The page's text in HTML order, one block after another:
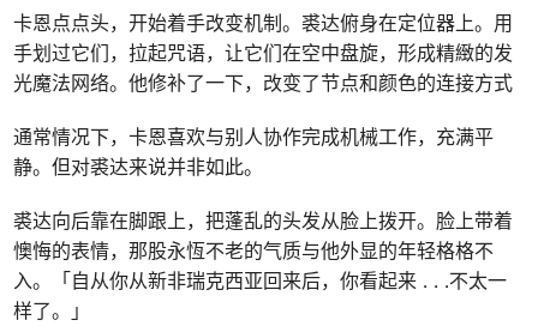
卡恩点点头，开始着手改变机制。裘达俯身在定位器上。用
手划过它们，拉起咒语，让它们在空中盘旋，形成精緻的发
光魔法网络。他修补了一下，改变了节点和颜色的连接方式
通常情况下，卡恩喜欢与别人协作完成机械工作，充满平
静。但对裘达来说并非如此。
裘达向后靠在脚跟上，把蓬乱的头发从脸上拨开。脸上带着
懊悔的表情，那股永恆不老的气质与他外显的年轻格格不
入。「自从你从新非瑞克西亚回来后，你看起来 . . .不太一
样了。」